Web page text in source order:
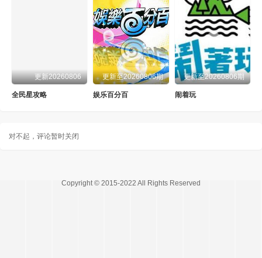
更新20260806
全民星攻略
更新至20260806期
娱乐百分百
更新至20260806期
闹着玩
对不起，评论暂时关闭
Copyright © 2015-2022 All Rights Reserved